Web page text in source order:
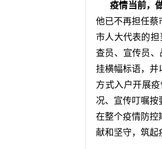
疫情当前，
他已不再担任蔡
市人大代表的
查员、宣传员
挂横幅标语，并
方式入户开展
况、宣传叮嘱按
在整个疫情防控
献和坚守，筑起